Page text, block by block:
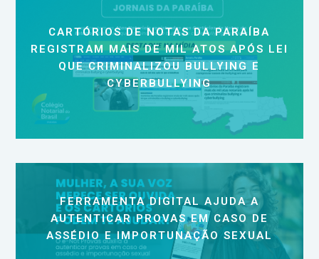
CARTÓRIOS DE NOTAS DA PARAÍBA
REGISTRAM MAIS DE MIL ATOS APÓS LEI
QUE CRIMINALIZOU BULLYING E
CYBERBULLYING
FERRAMENTA DIGITAL AJUDA A
AUTENTICAR PROVAS EM CASO DE
ASSÉDIO E IMPORTUNAÇÃO SEXUAL